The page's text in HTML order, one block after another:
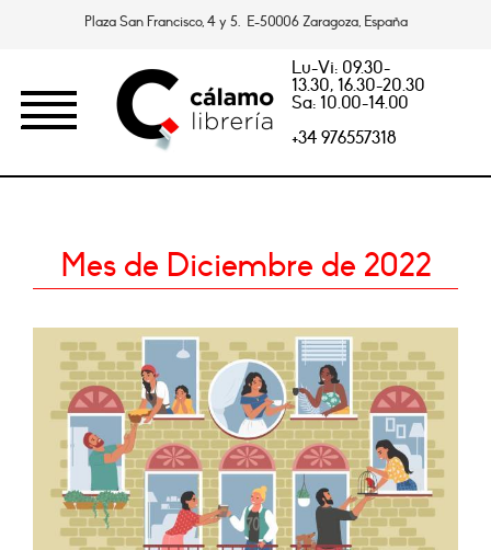
Plaza San Francisco, 4 y 5. E-50006 Zaragoza, España
Lu-Vi: 09.30-
13.30, 16.30-20.30
Sa: 10.00-14.00
+34 976557318
Mes de Diciembre de 2022